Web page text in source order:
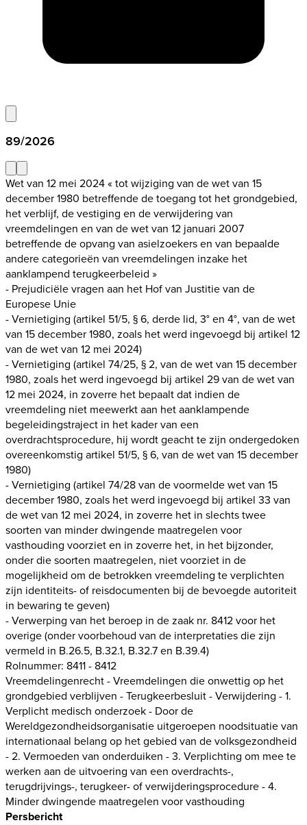
89/2026
Wet van 12 mei 2024 « tot wijziging van de wet van 15
december 1980 betreffende de toegang tot het grondgebied,
het verblijf, de vestiging en de verwijdering van
vreemdelingen en van de wet van 12 januari 2007
betreffende de opvang van asielzoekers en van bepaalde
andere categorieën van vreemdelingen inzake het
aanklampend terugkeerbeleid »
- Prejudiciële vragen aan het Hof van Justitie van de
Europese Unie
- Vernietiging (artikel 51/5, § 6, derde lid, 3° en 4°, van de wet
van 15 december 1980, zoals het werd ingevoegd bij artikel 12
van de wet van 12 mei 2024)
- Vernietiging (artikel 74/25, § 2, van de wet van 15 december
1980, zoals het werd ingevoegd bij artikel 29 van de wet van
12 mei 2024, in zoverre het bepaalt dat indien de
vreemdeling niet meewerkt aan het aanklampende
begeleidingstraject in het kader van een
overdrachtsprocedure, hij wordt geacht te zijn ondergedoken
overeenkomstig artikel 51/5, § 6, van de wet van 15 december
1980)
- Vernietiging (artikel 74/28 van de voormelde wet van 15
december 1980, zoals het werd ingevoegd bij artikel 33 van
de wet van 12 mei 2024, in zoverre het in slechts twee
soorten van minder dwingende maatregelen voor
vasthouding voorziet en in zoverre het, in het bijzonder,
onder die soorten maatregelen, niet voorziet in de
mogelijkheid om de betrokken vreemdeling te verplichten
zijn identiteits- of reisdocumenten bij de bevoegde autoriteit
in bewaring te geven)
- Verwerping van het beroep in de zaak nr. 8412 voor het
overige (onder voorbehoud van de interpretaties die zijn
vermeld in B.26.5, B.32.1, B.32.7 en B.39.4)
Rolnummer: 8411 - 8412
Vreemdelingenrecht - Vreemdelingen die onwettig op het
grondgebied verblijven - Terugkeerbesluit - Verwijdering - 1.
Verplicht medisch onderzoek - Door de
Wereldgezondheidsorganisatie uitgeroepen noodsituatie van
internationaal belang op het gebied van de volksgezondheid
- 2. Vermoeden van onderduiken - 3. Verplichting om mee te
werken aan de uitvoering van een overdrachts-,
terugdrijvings-, terugkeer- of verwijderingsprocedure - 4.
Minder dwingende maatregelen voor vasthouding
Persbericht